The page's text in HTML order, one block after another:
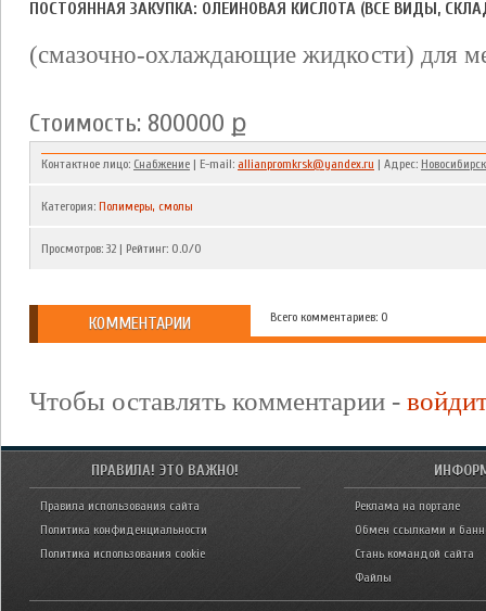
ПОСТОЯННАЯ ЗАКУПКА: ОЛЕИНОВАЯ КИСЛОТА (ВСЕ ВИДЫ,
(смазочно-охлаждающие жидкости) для
Стоимость: 800000 ք
Контактное лицо: Снабжение | E-mail: allianpromkrsk@yandex.ru | Адрес: Новосибирск
Категория: Полимеры, смолы
Просмотров: 32 | Рейтинг: 0.0/0
КОММЕНТАРИИ Всего комментариев: 0
Чтобы оставлять комментарии -
ПРАВИЛА! ЭТО ВАЖНО!
Правила использования сайта
Политика конфиденциальности
Политика использования cookie
Реклама на портале
Обмен ссылками и
Стань командой сайта
Файлы